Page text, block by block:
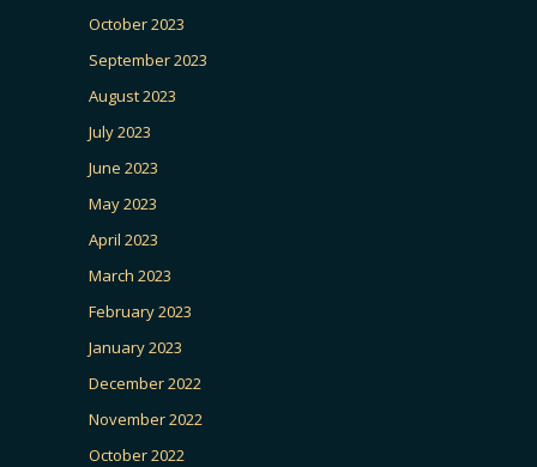
October 2023
September 2023
August 2023
July 2023
June 2023
May 2023
April 2023
March 2023
February 2023
January 2023
December 2022
November 2022
October 2022